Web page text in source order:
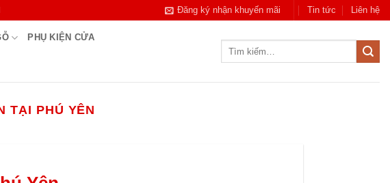
Đăng ký nhận khuyến mãi Tin tức Liên hệ
PHỤ KIỆN CỬA
TẠI PHÚ YÊN